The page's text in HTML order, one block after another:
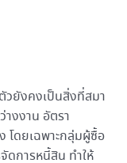
วยังคงเป็นสิ่งที่สมา
งงาน อัตรา
โดยเฉพาะกลุ่มผู้ซื้อ
ดการหนี้สิน ทำให้